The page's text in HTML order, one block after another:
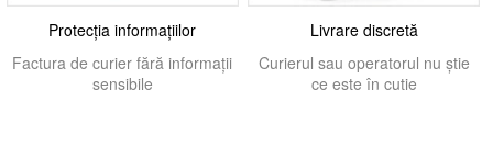
Protecția informațiilor
Factura de curier fără informații
sensibile
Livrare discretă
Curierul sau operatorul nu știe
ce este în cutie